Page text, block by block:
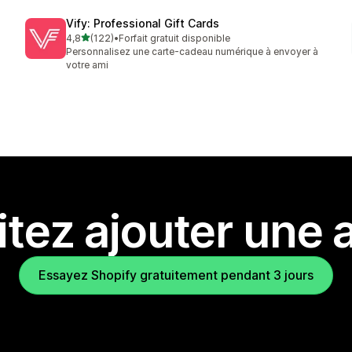
Vify: Professional Gift Cards
4,8étoile(s) sur 5
(122)
122 avis au total
•Forfait gratuit disponible
Personnalisez une carte-cadeau numérique à envoyer à
votre ami
ajouter une
Essayez Shopify gratuitement pendant 3 jours